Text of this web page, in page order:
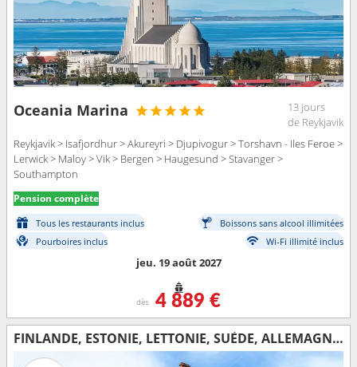
Oceania Marina
13 jours
de Reykjavik
Reykjavik > Isafjordhur > Akureyri > Djupivogur > Torshavn - Iles Feroe >
Lerwick > Maloy > Vik > Bergen > Haugesund > Stavanger >
Southampton
Pension complète
Tous les restaurants inclus
Boissons sans alcool illimitées
Pourboires inclus
Wi-Fi illimité inclus
jeu. 19 août 2027
dès 4 889 €
FINLANDE, ESTONIE, LETTONIE, SUÈDE, ALLEMAGNE, DANEMARK, ROYAUME-UNI, IRLANDE, NORVÈGE